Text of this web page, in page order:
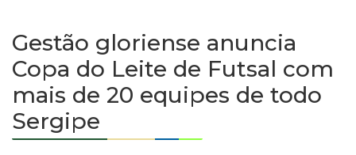
Gestão gloriense anuncia
Copa do Leite de Futsal com
mais de 20 equipes de todo
Sergipe